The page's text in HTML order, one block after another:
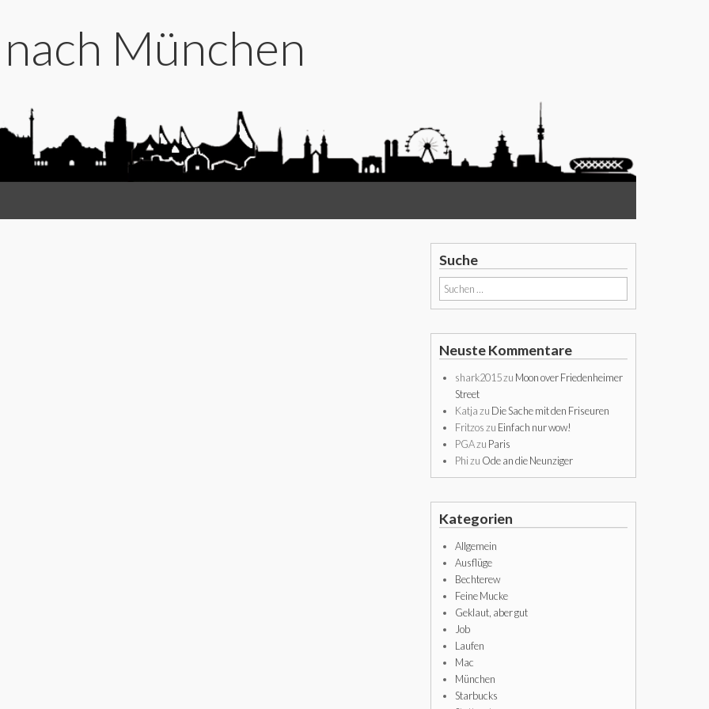
München
Suche
Suchen
nach:
Neuste Kommentare
shark2015zu Moon over Friedenheimer
Street
Katjazu Die Sache mit den Friseuren
Fritzoszu Einfach nur wow!
PGAzu Paris
Phizu Ode an die Neunziger
Kategorien
Allgemein
Ausflüge
Bechterew
Feine Mucke
Geklaut, aber gut
Job
Laufen
Mac
München
Starbucks